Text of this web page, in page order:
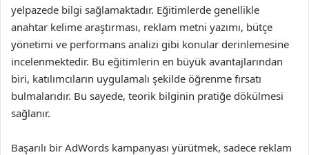
yelpazede bilgi sağlamaktadır. Eğitimlerde genellikle
anahtar kelime araştırması, reklam metni yazımı, bütçe
yönetimi ve performans analizi gibi konular derinlemesine
incelenmektedir. Bu eğitimlerin en büyük avantajlarından
biri, katılımcıların uygulamalı şekilde öğrenme fırsatı
bulmalarıdır. Bu sayede, teorik bilginin pratiğe dökülmesi
sağlanır.
Başarılı bir AdWords kampanyası yürütmek, sadece reklam